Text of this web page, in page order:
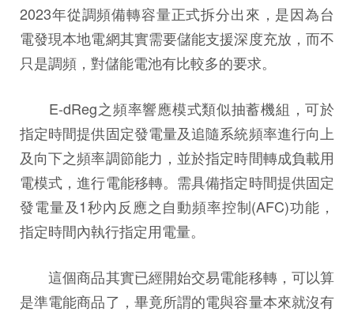
2023年從調頻備轉容量正式拆分出來，是因為台
電發現本地電網其實需要儲能支援深度充放，而不
只是調頻，對儲能電池有比較多的要求。
E-dReg之頻率響應模式類似抽蓄機組，可於
指定時間提供固定發電量及追隨系統頻率進行向上
及向下之頻率調節能力，並於指定時間轉成負載用
電模式，進行電能移轉。需具備指定時間提供固定
發電量及1秒內反應之自動頻率控制(AFC)功能，
指定時間內執行指定用電量。
這個商品其實已經開始交易電能移轉，可以算
是準電能商品了，畢竟所謂的電與容量本來就沒有